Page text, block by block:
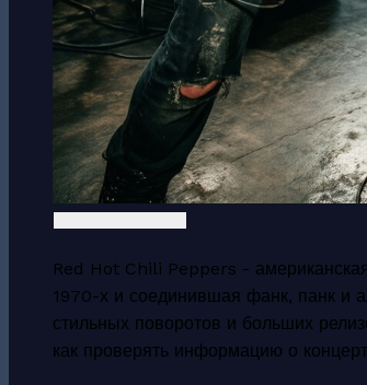
Red Hot Chili Peppers -
1970-х и соединившая фанк, панк и
стильных поворотов и больших
как проверять информацию о